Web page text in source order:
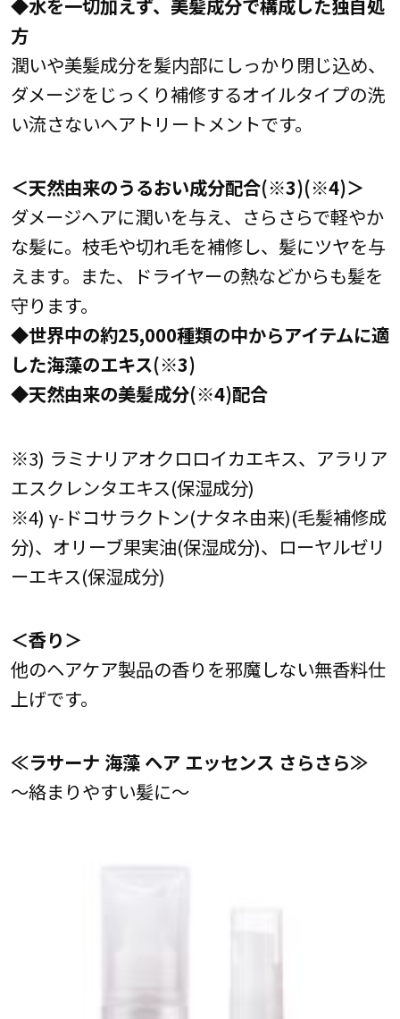
◆水を一切加えず、美髪成分で構成した独自処
方
潤いや美髪成分を髪内部にしっかり閉じ込め、
ダメージをじっくり補修するオイルタイプの洗
い流さないヘアトリートメントです。
＜天然由来のうるおい成分配合(※3)(※4)＞
ダメージヘアに潤いを与え、さらさらで軽やか
な髪に。枝毛や切れ毛を補修し、髪にツヤを与
えます。また、ドライヤーの熱などからも髪を
守ります。
◆世界中の約25,000種類の中からアイテムに適
した海藻のエキス(※3)
◆天然由来の美髪成分(※4)配合
※3) ラミナリアオクロロイカエキス、アラリア
エスクレンタエキス(保湿成分)
※4) γ-ドコサラクトン(ナタネ由来)(毛髪補修成
分)、オリーブ果実油(保湿成分)、ローヤルゼリ
ーエキス(保湿成分)
＜香り＞
他のヘアケア製品の香りを邪魔しない無香料仕
上げです。
≪ラサーナ 海藻 ヘア エッセンス さらさら≫
～絡まりやすい髪に～